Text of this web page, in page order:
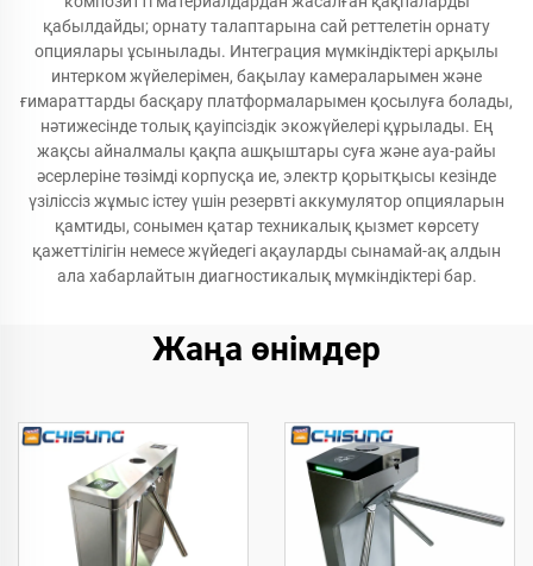
қабылдайды; орнату талаптарына сай реттелетін орнату
опциялары ұсынылады. Интеграция мүмкіндіктері арқылы
интерком жүйелерімен, бақылау камераларымен және
ғимараттарды басқару платформаларымен қосылуға болады,
нәтижесінде толық қауіпсіздік экожүйелері құрылады. Ең
жақсы айналмалы қақпа ашқыштары суға және ауа-райы
әсерлеріне төзімді корпусқа ие, электр қорытқысы кезінде
үзіліссіз жұмыс істеу үшін резервті аккумулятор опцияларын
қамтиды, сонымен қатар техникалық қызмет көрсету
қажеттілігін немесе жүйедегі ақауларды сынамай-ақ алдын
ала хабарлайтын диагностикалық мүмкіндіктері бар.
Жаңа өнімдер